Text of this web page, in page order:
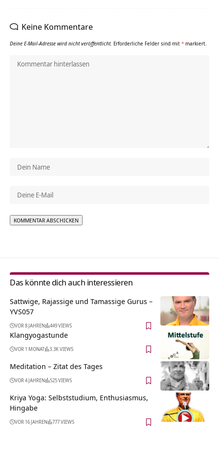
Keine Kommentare
Deine E-Mail-Adresse wird nicht veröffentlicht. Erforderliche Felder sind mit * markiert.
Das könnte dich auch interessieren
Sattwige, Rajassige und Tamassige Gurus –
YVS057
VOR 8 JAHREN 449 VIEWS
Klangyogastunde
VOR 1 MONAT 3.3K VIEWS
Meditation – Zitat des Tages
VOR 4 JAHREN 525 VIEWS
Kriya Yoga: Selbststudium, Enthusiasmus,
Hingabe
VOR 16 JAHREN 777 VIEWS